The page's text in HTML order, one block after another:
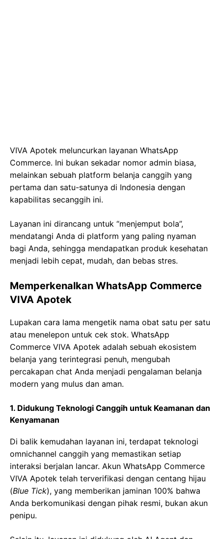
VIVA Apotek meluncurkan layanan WhatsApp
Commerce. Ini bukan sekadar nomor admin biasa,
melainkan sebuah platform belanja canggih yang
pertama dan satu-satunya di Indonesia dengan
kapabilitas secanggih ini.
Layanan ini dirancang untuk “menjemput bola”,
mendatangi Anda di platform yang paling nyaman
bagi Anda, sehingga mendapatkan produk kesehatan
menjadi lebih cepat, mudah, dan bebas stres.
Memperkenalkan WhatsApp Commerce
VIVA Apotek
Lupakan cara lama mengetik nama obat satu per satu
atau menelepon untuk cek stok. WhatsApp
Commerce VIVA Apotek adalah sebuah ekosistem
belanja yang terintegrasi penuh, mengubah
percakapan chat Anda menjadi pengalaman belanja
modern yang mulus dan aman.
1. Didukung Teknologi Canggih untuk Keamanan dan
Kenyamanan
Di balik kemudahan layanan ini, terdapat teknologi
omnichannel canggih yang memastikan setiap
interaksi berjalan lancar. Akun WhatsApp Commerce
VIVA Apotek telah terverifikasi dengan centang hijau
(Blue Tick), yang memberikan jaminan 100% bahwa
Anda berkomunikasi dengan pihak resmi, bukan akun
penipu.